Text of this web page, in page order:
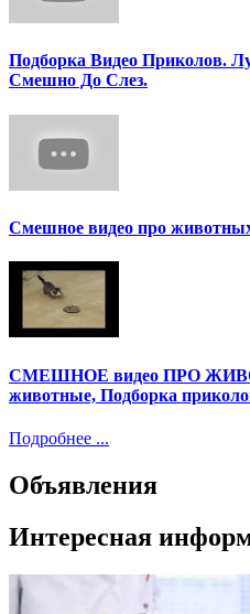
Подборка Видео Приколов.
Смешно До Слез.
Смешное видео про
СМЕШНОЕ видео ПРО
животные, Подборка
Подробнее ...
Объявления
Интересная